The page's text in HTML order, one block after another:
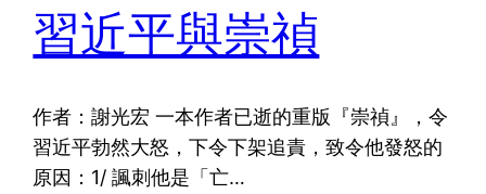
習近平與崇禎
作者：謝光宏 一本作者已逝的重版『崇禎』，令
習近平勃然大怒，下令下架追責，致令他發怒的
原因：1/ 諷刺他是「亡…